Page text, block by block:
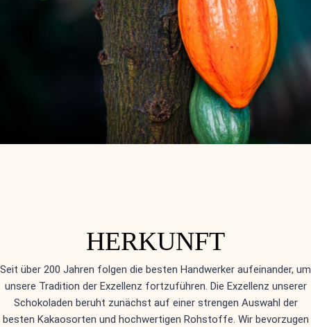
HERKUNFT
Seit über 200 Jahren folgen die besten Handwerker aufeinander, um
unsere Tradition der Exzellenz fortzuführen. Die Exzellenz unserer
Schokoladen beruht zunächst auf einer strengen Auswahl der
besten Kakaosorten und hochwertigen Rohstoffe. Wir bevorzugen